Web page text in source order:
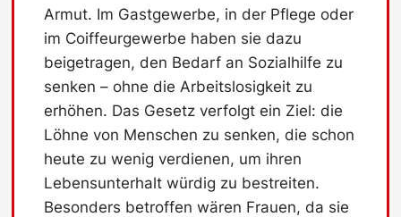
Armut. Im Gastgewerbe, in der Pflege oder
im Coiffeurgewerbe haben sie dazu
beigetragen, den Bedarf an Sozialhilfe zu
senken – ohne die Arbeitslosigkeit zu
erhöhen. Das Gesetz verfolgt ein Ziel: die
Löhne von Menschen zu senken, die schon
heute zu wenig verdienen, um ihren
Lebensunterhalt würdig zu bestreiten.
Besonders betroffen wären Frauen, da sie